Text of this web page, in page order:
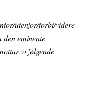
utenfor/forbi/videre
den eminente
vi følgende